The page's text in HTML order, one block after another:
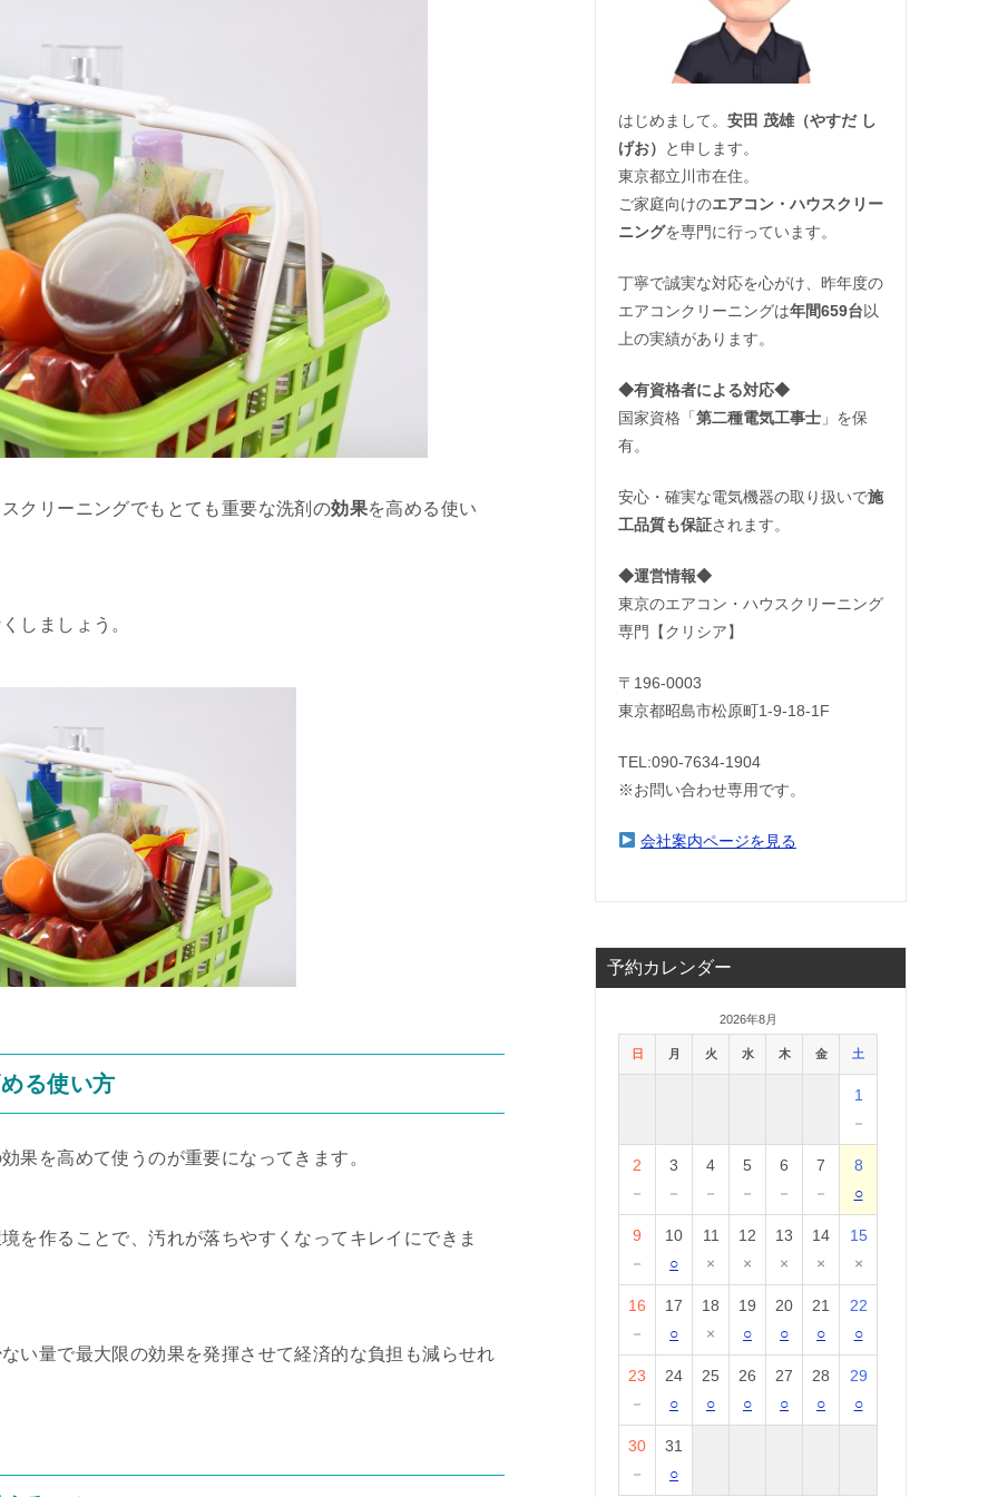
クリーニングでもとても重要な洗剤の効果を高める使い
しましょう。
る使い方
果を高めて使うのが重要になってきます。
を作ることで、汚れが落ちやすくなってキレイにできま
い量で最大限の効果を発揮させて経済的な負担も減らせれ
はじめまして。 安田 茂雄（やすだ し
げお）
と申します。
東京都立川市在住。
ご家庭向けのエアコン・ハウスクリー
ニングを専門に行っています。
丁寧で誠実な対応を心がけ、昨年度の
エアコンクリーニングは年間659台以
上の実績があります。
◆有資格者による対応◆
国家資格「第二種電気工事士 」を保
有。
安心・確実な電気機器の取り扱いで施
工品質も保証されます。
◆運営情報◆
東京のエアコン・ハウスクリーニング
専門【クリシア】
〒196-0003
東京都昭島市松原町1-9‐18‐1F
TEL:090-7634-1904
※お問い合わせ専用です。
会社案内ページを見る
予約カレンダー
2026年8月
日 月 火 水 木 金 土
1
－
2
－
3
－
4
－
5
－
6
－
7
－
8
○
9
－
10
○
11
×
12
×
13
×
14
×
15
×
16
－
17
○
18
×
19
○
20
○
21
○
22
○
23
－
24
○
25
○
26
○
27
○
28
○
29
○
30
－
31
○